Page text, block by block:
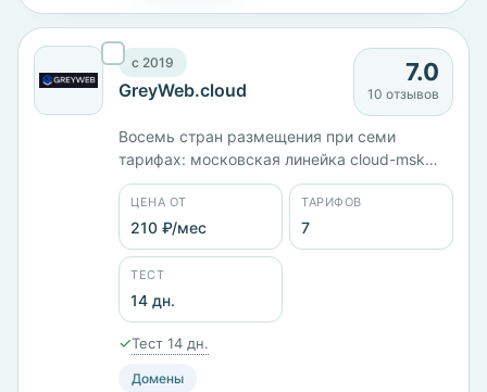
c 2019
GreyWeb.cloud
7.0
10 отзывов
Восемь стран размещения при семи
тарифах: московская линейка cloud-msk
идёт от 1 ГБ памяти и 15 ГБ диска за 360 ₽/
мес до 2 ядер, 4 ГБ и 50 ГБ за 1110 ₽/мес.
Виртуальный хостинг HOST-1 с диском на 5
ГБ — 210 ₽/мес. Компания работает с 2019
года, панель ISPmanager.
ЦЕНА ОТ
210 ₽/мес
ТАРИФОВ
7
ТЕСТ
14 дн.
✓Тест 14 дн.
Домены